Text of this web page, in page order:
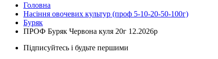
Головна
Насіння овочевих культур (проф 5-10-20-50-100г)
Буряк
ПРОФ Буряк Червона куля 20г 12.2026р
Підписуйтесь і будьте першими